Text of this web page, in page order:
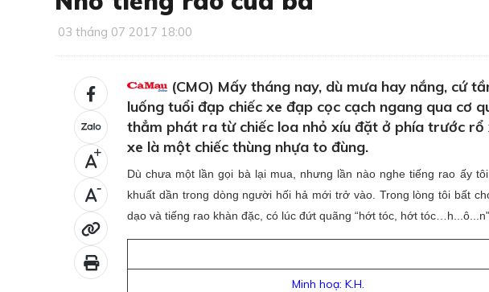
03 tháng 07 2017 18:00
+
-
(CMO) Mấy tháng nay, dù mưa hay nắng, cứ
luống tuổi đạp chiếc xe đạp cọc cạch ngang qua cơ
thẳm phát ra từ chiếc loa nhỏ xíu đặt ở phía trước rổ
xe là một chiếc thùng nhựa to đùng.
Dù chưa một lần gọi bà lại mua, nhưng lần nào nghe tiếng rao ấy
khuất dần trong dòng người hối hả mới trở vào. Trong lòng tôi bất
dạo và tiếng rao khàn đặc, có lúc đứt quãng “hớt tóc, hớt tóc…h...ô...n".
Minh hoạ: K.H.